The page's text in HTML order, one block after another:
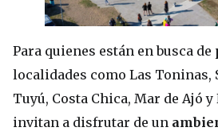
Para quienes están en busca de
localidades como Las Toninas,
Tuyú, Costa Chica, Mar de Ajó
invitan a disfrutar de un